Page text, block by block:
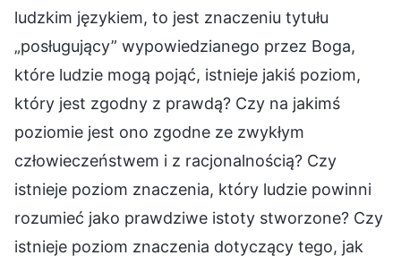
ludzkim językiem, to jest znaczeniu tytułu
„posługujący” wypowiedzianego przez Boga,
które ludzie mogą pojąć, istnieje jakiś poziom,
który jest zgodny z prawdą? Czy na jakimś
poziomie jest ono zgodne ze zwykłym
człowieczeństwem i z racjonalnością? Czy
istnieje poziom znaczenia, który ludzie powinni
rozumieć jako prawdziwe istoty stworzone? Czy
istnieje poziom znaczenia dotyczący tego, jak